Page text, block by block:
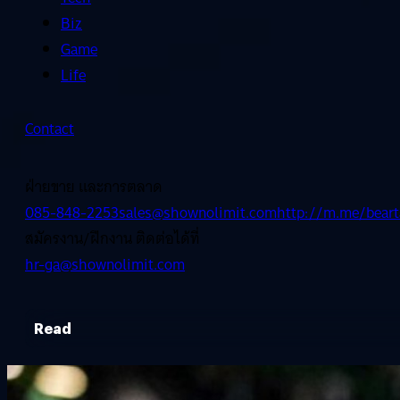
Biz
Game
Life
Contact
ฝ่ายขาย และการตลาด
085-848-2253sales@shownolimit.comhttp://m.me/
สมัครงาน/ฝึกงาน ติดต่อได้ที่
hr-ga@shownolimit.com
Read